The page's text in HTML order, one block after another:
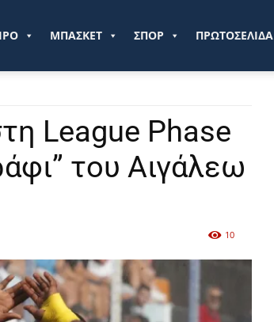
ΜΠΑΣΚΕΤ ΣΠΟΡ ΠΡΩΤΟΣΕΛΙΔΑ
League Phase
του Αιγάλεω
10